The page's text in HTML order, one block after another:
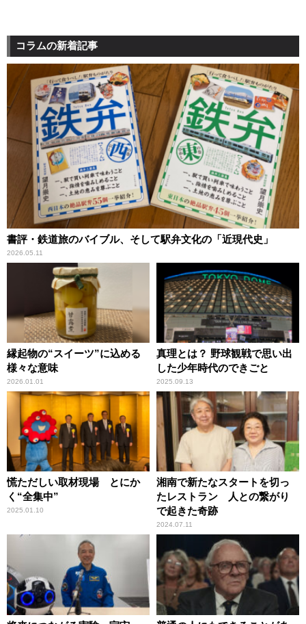
コラムの新着記事
書評・鉄道旅のバイブル、そして駅弁文化の「近現代史」
2026.05.11
縁起物の“スイーツ”に込める
様々な意味
2026.01.01
真理とは？ 野球観戦で思い出
した少年時代のできごと
2025.09.13
慌ただしい取材現場 とにか
く“全集中”
2025.01.10
湘南で新たなスタートを切っ
たレストラン 人との繋がり
で起きた奇跡
2024.07.11